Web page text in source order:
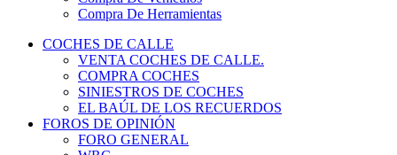
COCHES DE CALLE
VENTA COCHES DE CALLE.
COMPRA COCHES
SINIESTROS DE COCHES
EL BAÚL DE LOS RECUERDOS
FOROS DE OPINIÓN
FORO GENERAL
WRC
ERC